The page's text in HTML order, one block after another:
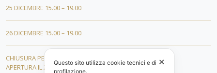
25 DICEMBRE 15.00 – 19.00
26 DICEMBRE 15.00 – 19.00
CHIUSURA PER FERIE DAL 01 AL 19 GENNAIO
APERTURA IL 20 GENNAIO 2026
✕
Questo sito utilizza cookie tecnici e di
profilazione.